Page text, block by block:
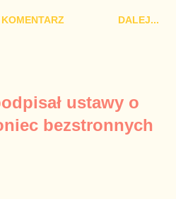
kilkunastu przypadków
w spółkach Skarbu
partia PiS obsadziła zarządy
na kadry partyjne.
a polegającym na tym, że
DALEJ...
ustawy o
bezstronnych